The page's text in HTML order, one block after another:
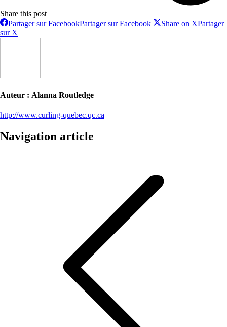
Share this post
Partager sur FacebookPartager sur Facebook Share on XPartager
sur X
Auteur : Alanna Routledge
http://www.curling-quebec.qc.ca
Navigation article